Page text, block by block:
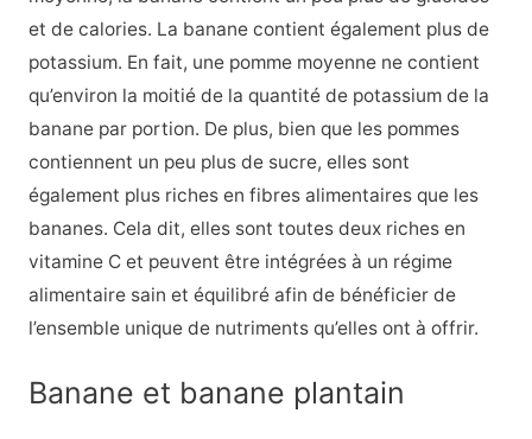
et de calories. La banane contient également plus de
potassium. En fait, une pomme moyenne ne contient
qu’environ la moitié de la quantité de potassium de la
banane par portion. De plus, bien que les pommes
contiennent un peu plus de sucre, elles sont
également plus riches en fibres alimentaires que les
bananes. Cela dit, elles sont toutes deux riches en
vitamine C et peuvent être intégrées à un régime
alimentaire sain et équilibré afin de bénéficier de
l’ensemble unique de nutriments qu’elles ont à offrir.
Banane et banane plantain